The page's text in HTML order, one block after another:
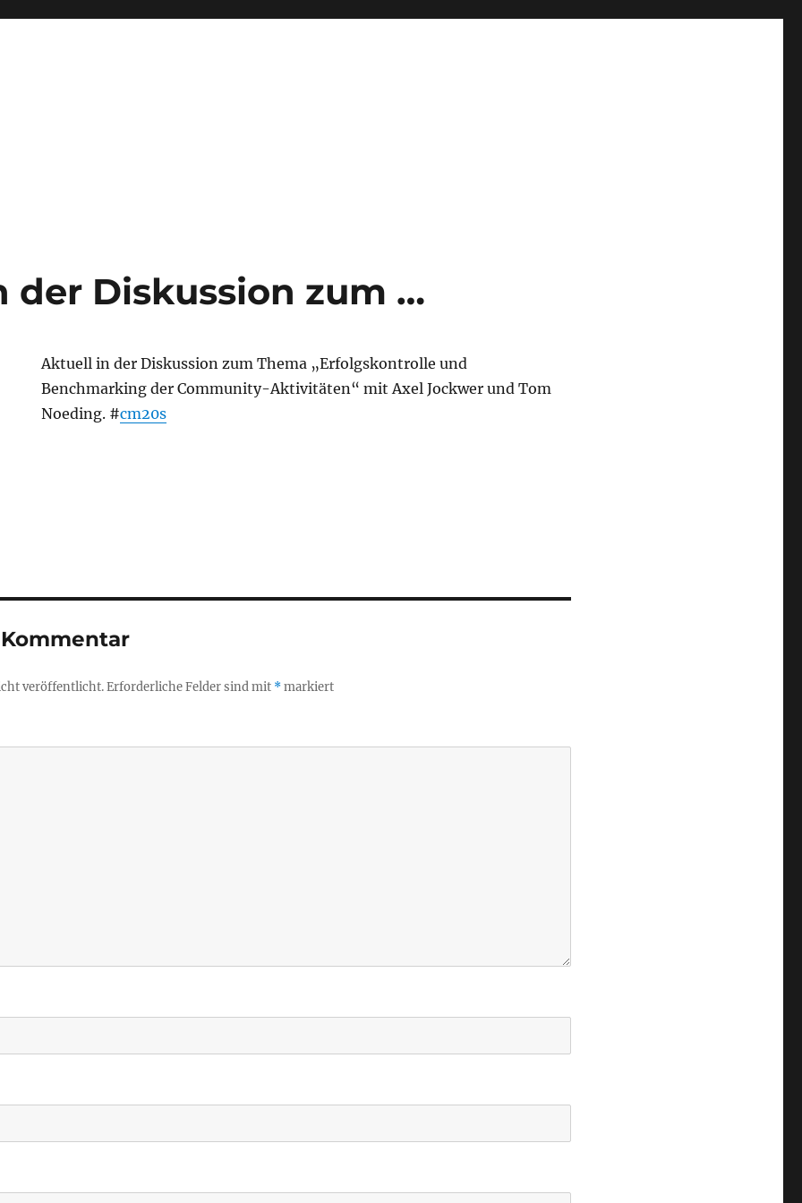
der Diskussion zum …
Aktuell in der Diskussion zum Thema „Erfolgskontrolle und
Benchmarking der Community-Aktivitäten“ mit Axel Jockwer und Tom
Noeding. #cm20s
veröffentlicht.Erforderliche Felder sind mit *markiert